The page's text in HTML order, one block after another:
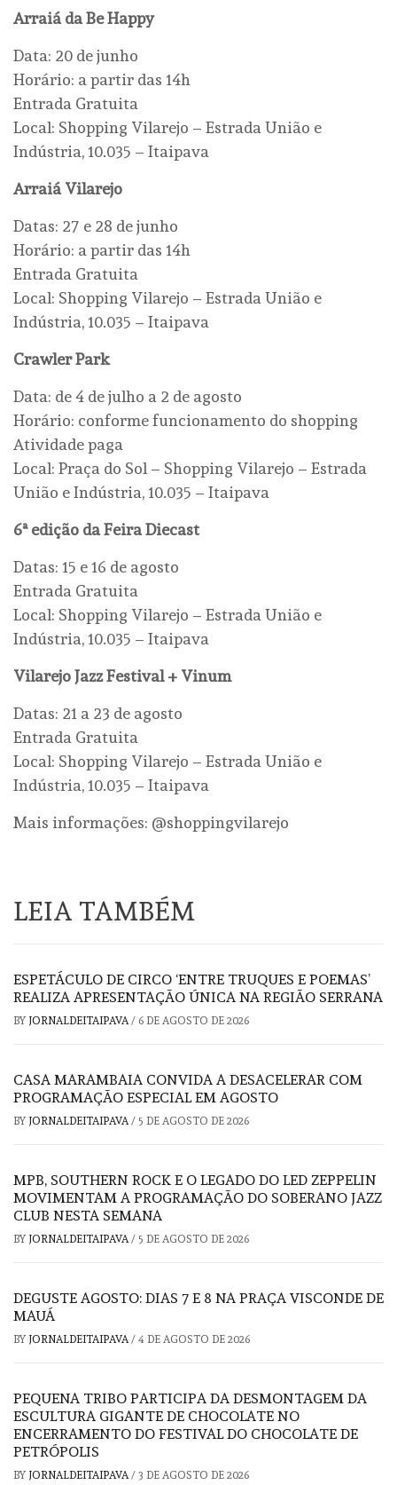
Arraiá da Be Happy
Data: 20 de junho
Horário: a partir das 14h
Entrada Gratuita
Local: Shopping Vilarejo – Estrada União e
Indústria, 10.035 – Itaipava
Arraiá Vilarejo
Datas: 27 e 28 de junho
Horário: a partir das 14h
Entrada Gratuita
Local: Shopping Vilarejo – Estrada União e
Indústria, 10.035 – Itaipava
Crawler Park
Data: de 4 de julho a 2 de agosto
Horário: conforme funcionamento do shopping
Atividade paga
Local: Praça do Sol – Shopping Vilarejo – Estrada
União e Indústria, 10.035 – Itaipava
6ª edição da Feira Diecast
Datas: 15 e 16 de agosto
Entrada Gratuita
Local: Shopping Vilarejo – Estrada União e
Indústria, 10.035 – Itaipava
Vilarejo Jazz Festival + Vinum
Datas: 21 a 23 de agosto
Entrada Gratuita
Local: Shopping Vilarejo – Estrada União e
Indústria, 10.035 – Itaipava
Mais informações: @shoppingvilarejo
LEIA TAMBÉM
ESPETÁCULO DE CIRCO ‘ENTRE TRUQUES E POEMAS’
REALIZA APRESENTAÇÃO ÚNICA NA REGIÃO SERRANA
BY JORNALDEITAIPAVA/ 6 DE AGOSTO DE 2026
CASA MARAMBAIA CONVIDA A DESACELERAR COM
PROGRAMAÇÃO ESPECIAL EM AGOSTO
BY JORNALDEITAIPAVA/ 5 DE AGOSTO DE 2026
MPB, SOUTHERN ROCK E O LEGADO DO LED ZEPPELIN
MOVIMENTAM A PROGRAMAÇÃO DO SOBERANO JAZZ
CLUB NESTA SEMANA
BY JORNALDEITAIPAVA/ 5 DE AGOSTO DE 2026
DEGUSTE AGOSTO: DIAS 7 E 8 NA PRAÇA VISCONDE DE
MAUÁ
BY JORNALDEITAIPAVA/ 4 DE AGOSTO DE 2026
PEQUENA TRIBO PARTICIPA DA DESMONTAGEM DA
ESCULTURA GIGANTE DE CHOCOLATE NO
ENCERRAMENTO DO FESTIVAL DO CHOCOLATE DE
PETRÓPOLIS
BY JORNALDEITAIPAVA/ 3 DE AGOSTO DE 2026